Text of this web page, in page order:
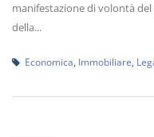
manifestazione di volontà
della...
Economica Immobiliare